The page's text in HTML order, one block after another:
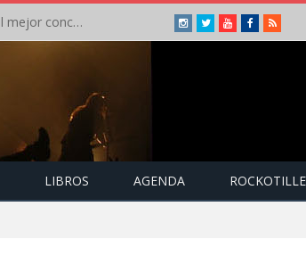
Crónica: In Flames y The Baboon Show compiten por el mejor concierto del día en el Leyendas del Rock – Viernes – Agosto 2026 Instagram
TwitterYoutubeFacebook
RSS
LIBROS AGENDA